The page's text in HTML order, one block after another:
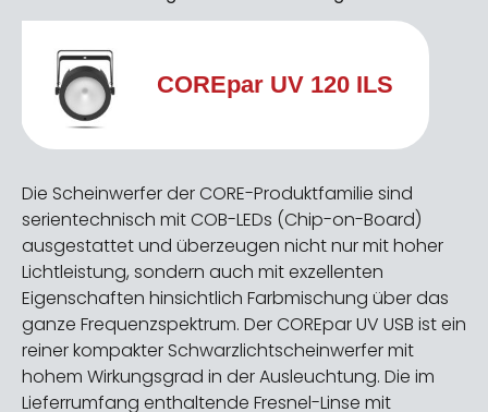
COREpar UV 120 ILS
Die Scheinwerfer der CORE-Produktfamilie sind
serientechnisch mit COB-LEDs (Chip-on-Board)
ausgestattet und überzeugen nicht nur mit hoher
Lichtleistung, sondern auch mit exzellenten
Eigenschaften hinsichtlich Farbmischung über das
ganze Frequenzspektrum. Der COREpar UV USB ist ein
reiner kompakter Schwarzlichtscheinwerfer mit
hohem Wirkungsgrad in der Ausleuchtung. Die im
Lieferrumfang enthaltende Fresnel-Linse mit